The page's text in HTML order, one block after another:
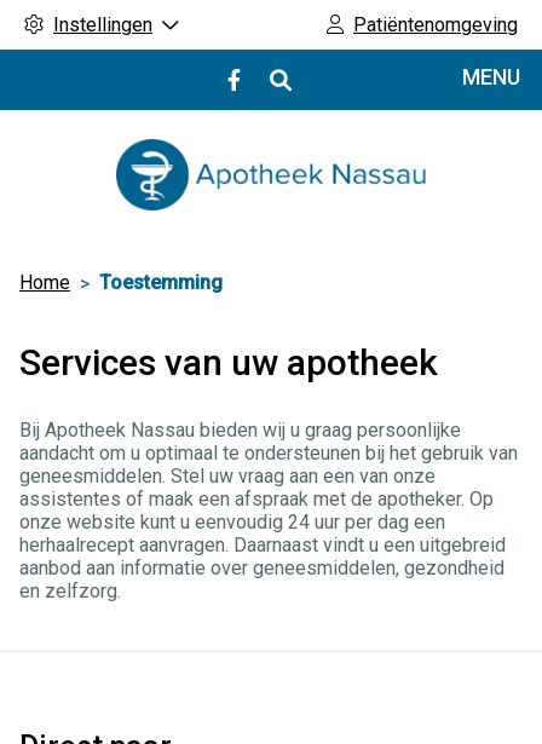
Instellingen Patiëntenomgeving
Bezoek
onze
MENU
Home Toestemming
Services van uw apotheek
Bij Apotheek Nassau bieden wij u graag persoonlijke
aandacht om u optimaal te ondersteunen bij het gebruik van
geneesmiddelen. Stel uw vraag aan een van onze
assistentes of maak een afspraak met de apotheker. Op
onze website kunt u eenvoudig 24 uur per dag een
herhaalrecept aanvragen. Daarnaast vindt u een uitgebreid
aanbod aan informatie over geneesmiddelen, gezondheid
en zelfzorg.